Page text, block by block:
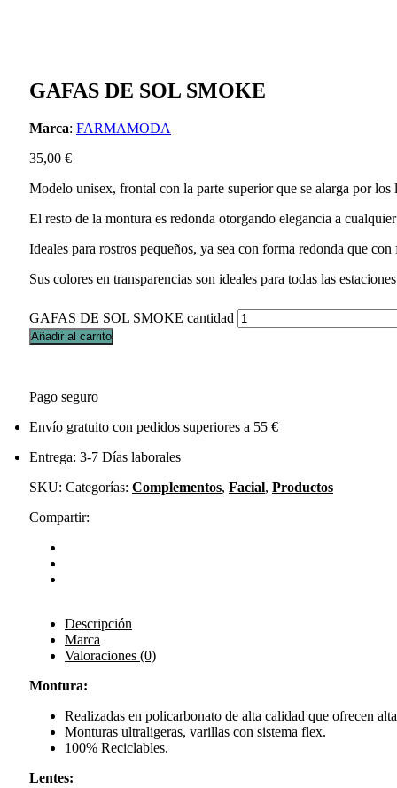
GAFAS DE SOL SMOKE
Marca: FARMAMODA
35,00 €
Modelo unisex, frontal con la parte superior que se alarga por
El resto de la montura es redonda otorgando elegancia a
Ideales para rostros pequeños, ya sea con forma redonda que
Sus colores en transparencias son ideales para todas las
GAFAS DE SOL SMOKE cantidad
Añadir al carrito
Pago seguro
Envío gratuito con pedidos superiores a 55 €
Entrega: 3-7 Días laborales
SKU: Categorías: Complementos, Facial, Productos
Compartir:
Descripción
Marca
Valoraciones (0)
Montura:
Realizadas en policarbonato de alta calidad que ofrecen
Monturas ultraligeras, varillas con sistema flex.
100% Reciclables.
Lentes: